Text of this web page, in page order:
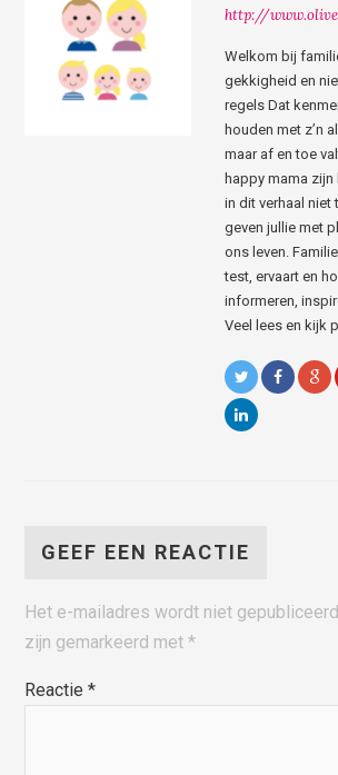
http://
Welkom bij
gekkigheid en
regels Dat
houden met z’n
maar af en toe
happy mama
in dit verhaal niet
geven jullie met
ons leven.
test, ervaart en
informeren,
Veel lees en kijk
GEEF EEN REACTIE
Het e-mailadres wordt niet
zijn gemarkeerd met*
Reactie*